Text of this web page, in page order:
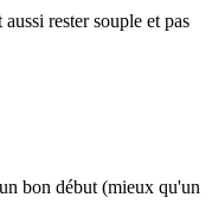
rester souple et pas
bon début (mieux qu'un